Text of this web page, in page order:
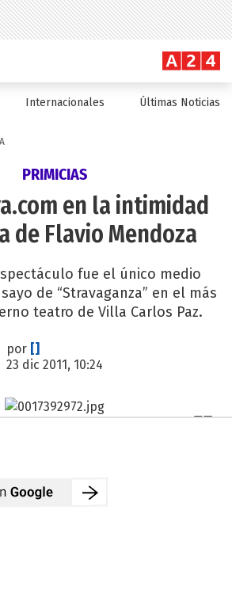
Internacionales Últimas Noticias
PRIMICIAS
en la intimidad
de Flavio Mendoza
fue el único medio
de “Stravaganza” en el más
teatro de Villa Carlos Paz.
por []
23 dic 2011, 10:24